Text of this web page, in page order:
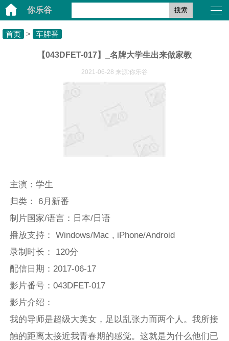
你乐谷 搜索
首页 > 车牌番
【043DFET-017】_名牌大学生出来做家教
2021-06-28 来源:你乐谷
主演：学生
归类： 6月新番
制片国家/语言：日本/日语
播放支持： Windows/Mac , iPhone/Android
录制时长： 120分
配信日期：2017-06-17
影片番号：043DFET-017
影片介绍：
我的导师是超级大美女，足以乱张力而两个人。我所接
触的距离太接近我青春期的感觉。这就是为什么他们已